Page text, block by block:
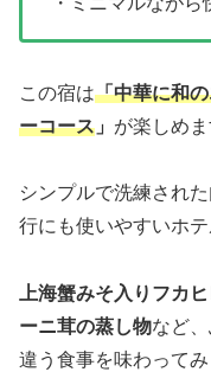
この宿は「中華に和
ーコース 」 が楽しめま
シンプルで洗練され
行にも使いやすいホテ
上海蟹みそ入りフカ
ーニ茸の蒸し物など
違う食事を味わってみ